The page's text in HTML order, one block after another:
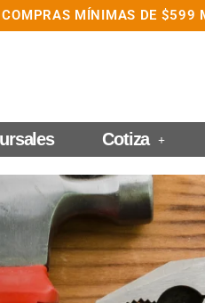
COMPRAS MÍNIMAS DE $599
Cotiza